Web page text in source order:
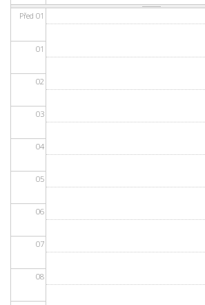
Před 01
01
02
03
04
05
06
07
08